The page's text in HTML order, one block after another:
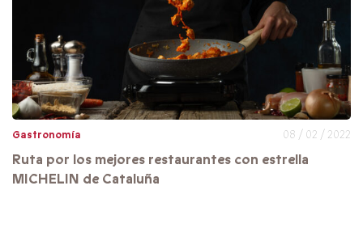
Gastronomía 08 / 02 / 2022
Ruta por los mejores restaurantes con estrella
MICHELIN de Cataluña